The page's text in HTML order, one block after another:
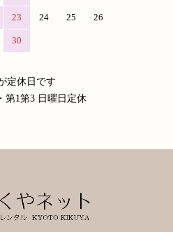
23 24 25 26
30
定休日です
第1第3 日曜日定休